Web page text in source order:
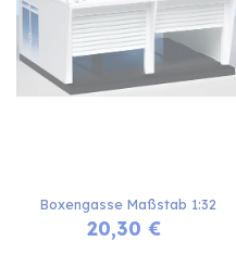
Boxengasse Maßstab 1:32
20,30 €